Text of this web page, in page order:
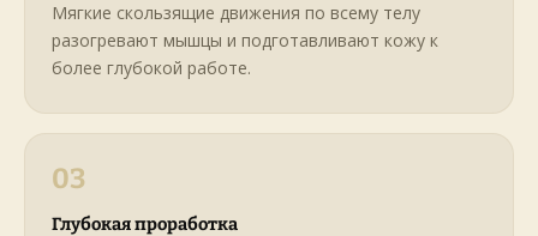
Мягкие скользящие движения по всему телу
разогревают мышцы и подготавливают кожу к
более глубокой работе.
03
Глубокая проработка